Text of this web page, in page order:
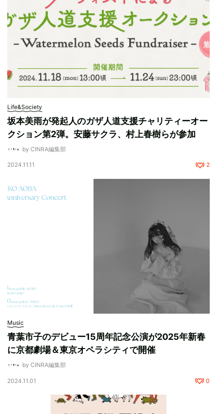
Life&Society
坂本美雨が発起人のガザ人道支援チャリティーオー
クション第2弾。安藤サクラ、村上春樹らが参加
by CINRA編集部
2024.11.11 2
Music
青葉市子のデビュー15周年記念公演が2025年新春
に京都劇場＆東京オペラシティで開催
by CINRA編集部
2024.11.01 0